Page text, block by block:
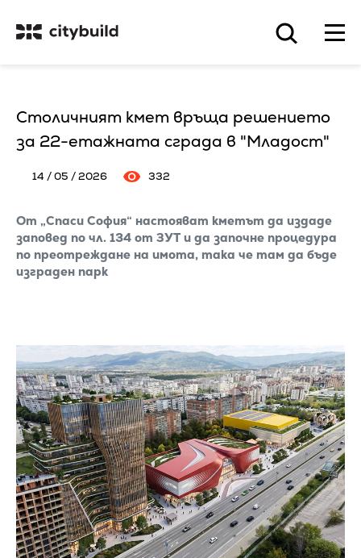
Столичният кмет връща решението
за 22-етажната сграда в "Младост"
14 / 05 / 2026 332
От „Спаси София“ настояват кметът да издаде
заповед по чл. 134 от ЗУТ и да започне процедура
по преотреждане на имота, така че там да бъде
изграден парк